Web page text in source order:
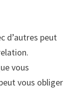
d’autres peut
vous
vous obliger